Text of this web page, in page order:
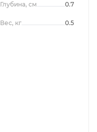
Глубина, см 0.7
Вес, кг 0.5